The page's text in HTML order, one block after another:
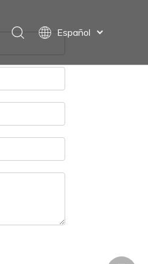
Español
Français
ไทย